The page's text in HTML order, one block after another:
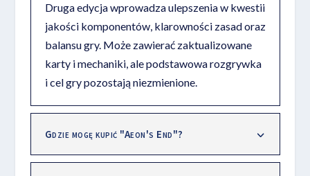
Druga edycja wprowadza ulepszenia w kwestii
jakości komponentów, klarowności zasad oraz
balansu gry. Może zawierać zaktualizowane
karty i mechaniki, ale podstawowa rozgrywka
i cel gry pozostają niezmienione.
Gdzie mogę kupić "Aeon's End"?